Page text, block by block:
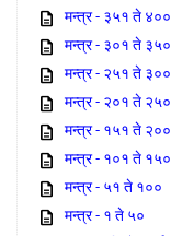
मन्त्र - ३५१ ते ४००
मन्त्र - ३०१ ते ३५०
मन्त्र - २५१ ते ३००
मन्त्र - २०१ ते २५०
मन्त्र - १५१ ते २००
मन्त्र - १०१ ते १५०
मन्त्र - ५१ ते १००
मन्त्र - १ ते ५०